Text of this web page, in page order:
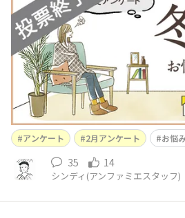
な私としては一刻も早く夏が来て
のアンケートは冬特有のお悩みに
す！私は冬になると特に手荒れが
で手を見せるのがイヤなくらい、
アンケート 2月アンケート お悩
35 14
シンディ(アンファミエスタッフ)